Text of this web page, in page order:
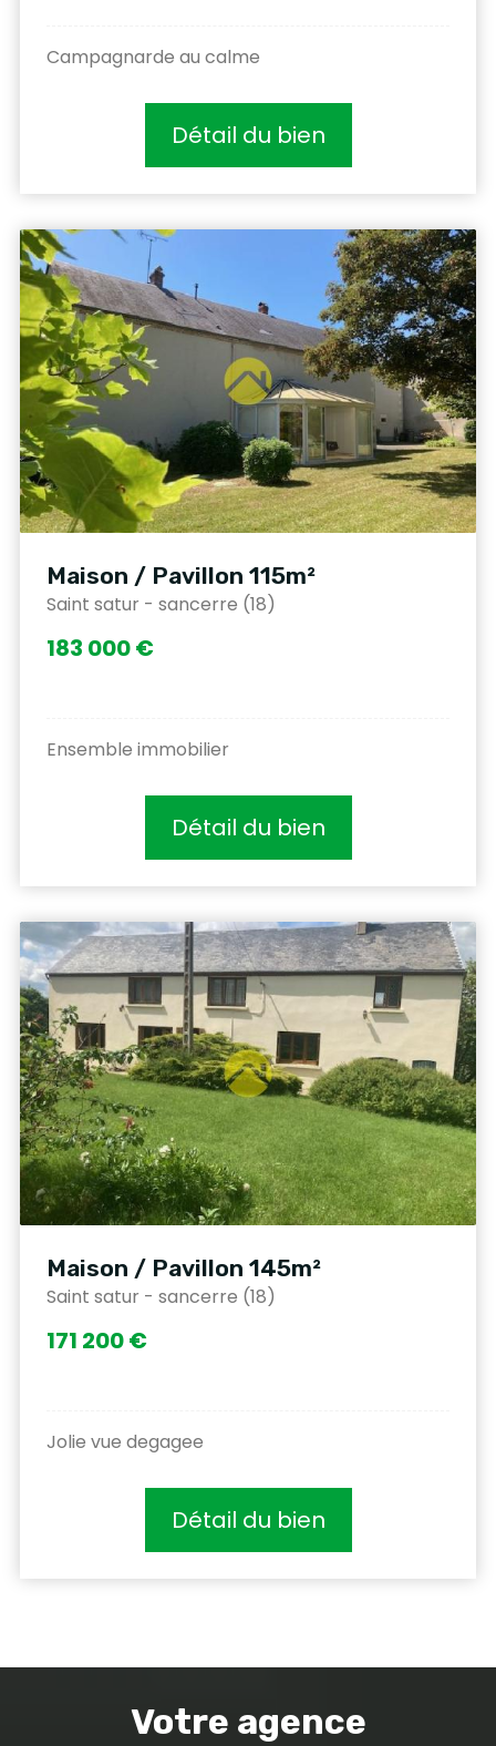
Campagnarde au calme
Détail du bien
Maison / Pavillon 115m²
Saint satur - sancerre (18)
183 000 €
Ensemble immobilier
Détail du bien
Maison / Pavillon 145m²
Saint satur - sancerre (18)
171 200 €
Jolie vue degagee
Détail du bien
Votre agence